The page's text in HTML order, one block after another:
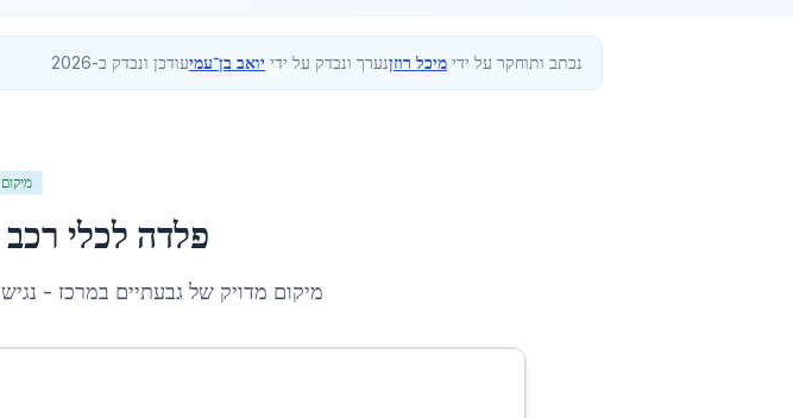
נכתב ותוחקר על ידי מיכל רוזןנערך ונבדק על ידי יואב בן־עמיעודכן ונבדק ב-2026
פלדה לכלי
מיקום מדויק שלגבעתיים במרכז -